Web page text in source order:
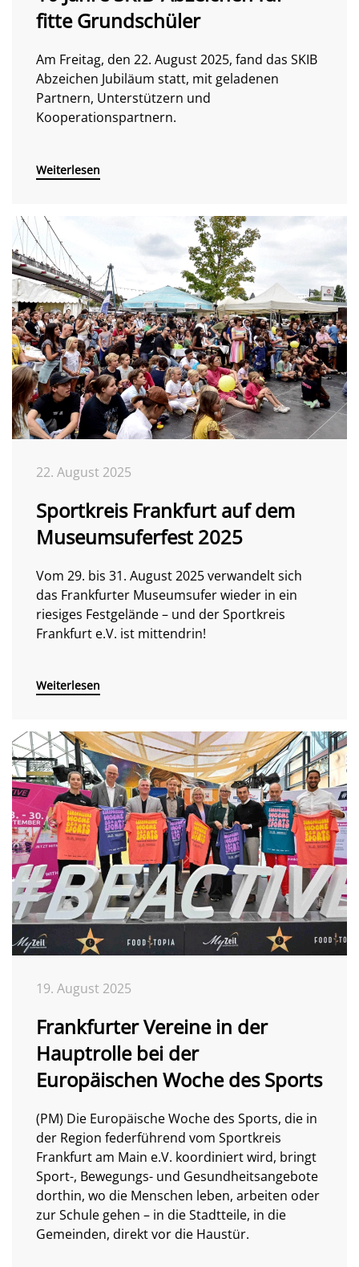
fitte Grundschüler
Am Freitag, den 22. August 2025, fand das SKIB
Abzeichen Jubiläum statt, mit geladenen
Partnern, Unterstützern und
Kooperationspartnern.
Weiterlesen
22. August 2025
Sportkreis Frankfurt auf dem
Museumsuferfest 2025
Vom 29. bis 31. August 2025 verwandelt sich
das Frankfurter Museumsufer wieder in ein
riesiges Festgelände – und der Sportkreis
Frankfurt e.V. ist mittendrin!
Weiterlesen
19. August 2025
Frankfurter Vereine in der
Hauptrolle bei der
Europäischen Woche des Sports
(PM) Die Europäische Woche des Sports, die in
der Region federführend vom Sportkreis
Frankfurt am Main e.V. koordiniert wird, bringt
Sport-, Bewegungs- und Gesundheitsangebote
dorthin, wo die Menschen leben, arbeiten oder
zur Schule gehen – in die Stadtteile, in die
Gemeinden, direkt vor die Haustür.